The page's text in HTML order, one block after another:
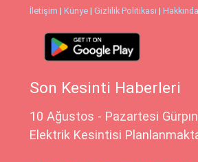
İletişim | Künye | Gizlilik Politikası | Hakkında
Son Kesinti Haberleri
10 Ağustos - Pazartesi
Elektrik Kesintisi